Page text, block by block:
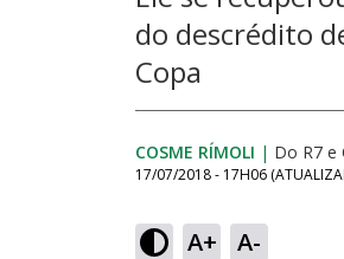
do descrédito
Copa
COSME RÍMOLI | Do R7 e
17/07/2018 - 17H06
A+ A-